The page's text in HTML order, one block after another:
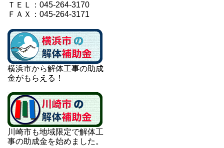
ＴＥＬ：045-264-3170
ＦＡＸ：045-264-3171
横浜市から解体工事の助成
金がもらえる！
川崎市も地域限定で解体工
事の助成金を始めました。